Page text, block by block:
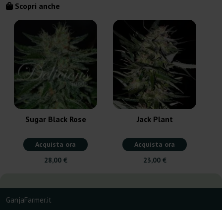
Scopri anche
Sugar Black Rose
Acquista ora
28,00 €
Jack Plant
Acquista ora
23,00 €
GanjaFarmer.it